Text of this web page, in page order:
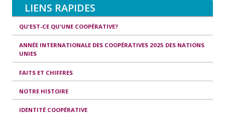
LIENS RAPIDES
QU'EST-CE QU'UNE COOPÉRATIVE?
ANNÉE INTERNATIONALE DES COOPÉRATIVES 2025 DES NATIONS
UNIES
FAITS ET CHIFFRES
NOTRE HISTOIRE
IDENTITÉ COOPÉRATIVE